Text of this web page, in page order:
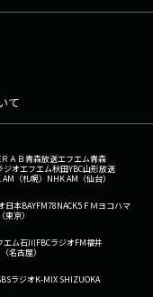
て
ＲＡＢ青森放送エフエム青森
ジオエフエム秋田YBC山形放送
（札幌） NHK AM（仙台）
日本BAYFM78NACK5 ＦＭヨコハマ
東京）
エム石川FBCラジオFM福井
名古屋）
ラジオK-MIX SHIZUOKA